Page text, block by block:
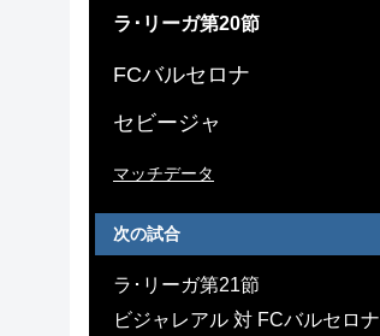
ラ･リーガ第20節
FCバルセロナ
セビージャ
マッチデータ
次の試合
ラ･リーガ第21節
ビジャレアル 対 FCバルセロナ